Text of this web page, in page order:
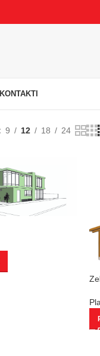
KONTAKTI
9 12 18 24